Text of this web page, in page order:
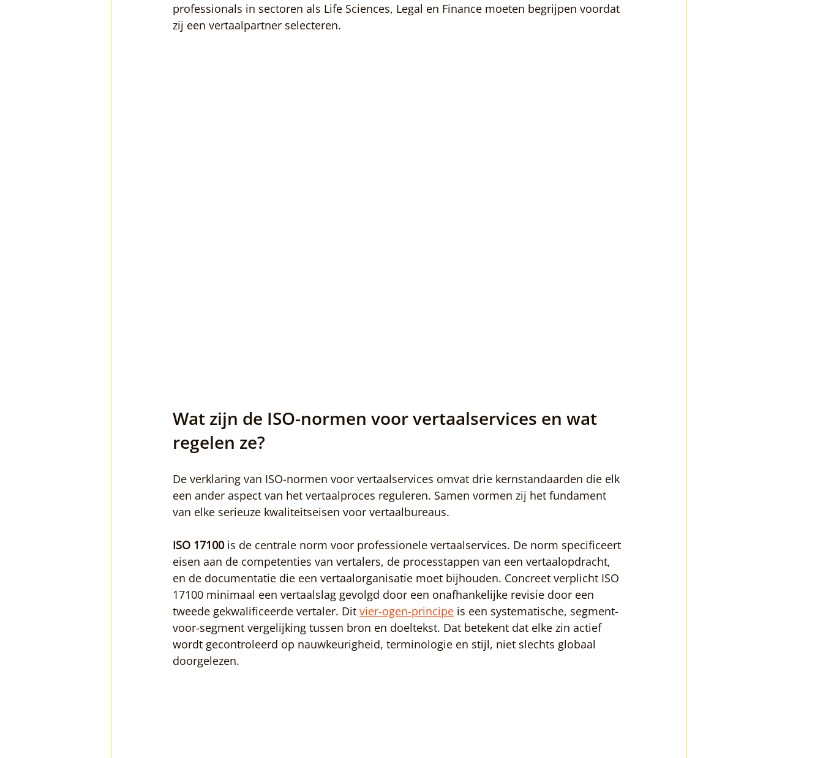
professionals in sectoren als Life Sciences, Legal en Finance moeten begrijpen voordat
zij een vertaalpartner selecteren.
Wat zijn de ISO-normen voor vertaalservices en wat
regelen ze?
De verklaring van ISO-normen voor vertaalservices omvat drie kernstandaarden die elk
een ander aspect van het vertaalproces reguleren. Samen vormen zij het fundament
van elke serieuze kwaliteitseisen voor vertaalbureaus.
ISO 17100 is de centrale norm voor professionele vertaalservices. De norm specificeert
eisen aan de competenties van vertalers, de processtappen van een vertaalopdracht,
en de documentatie die een vertaalorganisatie moet bijhouden. Concreet verplicht ISO
17100 minimaal een vertaalslag gevolgd door een onafhankelijke revisie door een
tweede gekwalificeerde vertaler. Dit vier-ogen-principe is een systematische, segment-
voor-segment vergelijking tussen bron en doeltekst. Dat betekent dat elke zin actief
wordt gecontroleerd op nauwkeurigheid, terminologie en stijl, niet slechts globaal
doorgelezen.